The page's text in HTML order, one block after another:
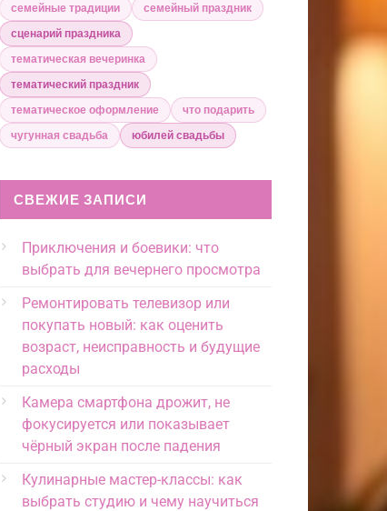
семейные традиции
семейный праздник
сценарий праздника
тематическая вечеринка
тематический праздник
тематическое оформление
что подарить
чугунная свадьба
юбилей свадьбы
СВЕЖИЕ ЗАПИСИ
Приключения и боевики: что
выбрать для вечернего просмотра
Ремонтировать телевизор или
покупать новый: как оценить
возраст, неисправность и будущие
расходы
Камера смартфона дрожит, не
фокусируется или показывает
чёрный экран после падения
Кулинарные мастер-классы: как
выбрать студию и чему научиться